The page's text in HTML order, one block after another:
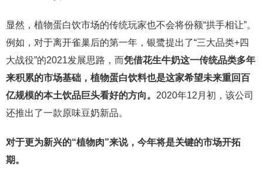
显然，植物蛋白饮市场的传统玩家也不会将份额“拱手相让”。
例如，对于离开雀巢后的第一年，银鹭提出了“三大品类+四
大战役”的2021发展思路，而凭借花生牛奶这一传统品类多年
来积累的市场基础，植物蛋白饮料也是这家希望未来重回百
亿规模的本土饮品巨头看好的方向。 2020年12月初，该公司
还推出了一款原味豆奶新品。
对于更为新兴的“植物肉”来说，今年将是关键的市场开拓
期。